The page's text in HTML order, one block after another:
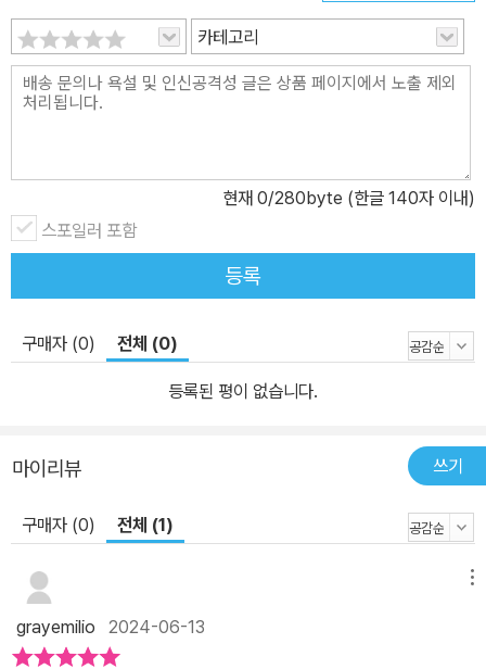
카테고리
현재 0/280byte (한글 140자 이내)
스포일러 포함
등록
구매자 (0) 전체 (0)
등록된 평이 없습니다.
마이리뷰 쓰기
구매자 (0) 전체 (1)
grayemilio 2024-06-13